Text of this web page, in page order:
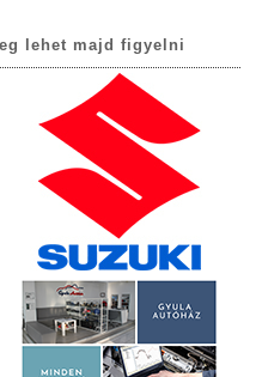
lehet majd figyelni